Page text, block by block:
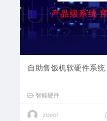
自助售饭机软硬件系统
智能硬件
zbeol